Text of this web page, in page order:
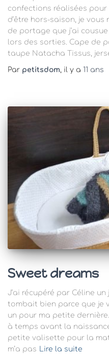
confections réalisées
d’être hors-saison, je
de portage que j’ai
lors des sorties. Cape de
taupe Natacha Tissus,
Par petitsdom, il y a 11 ans
Sweet dreams
J’ai récupéré par Céline
tombait bien parce que je
un pour ma petite
à temps avant la
petite valisette pour la
m’a pas
Lire la suite